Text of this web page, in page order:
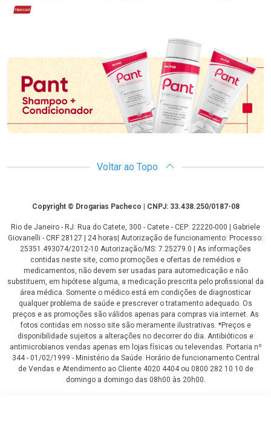
Hipercard
Promoção em Destaque
Voltar ao Topo
CopyrightCopyright © Drogarias Pacheco | CNPJ: 33.438.250/0187-08
Rio de Janeiro - RJ: Rua do Catete, 300 - Catete - CEP: 22220-000 | Gabriele
Giovanelli - CRF 28127 | 24 horas| Autorização de funcionamento: Processo:
25351.493074/2012-10 Autorização/MS: 7.25279.0 | As informações
contidas neste site, como promoções e ofertas de remédios e
medicamentos, não devem ser usadas para automedicação e não
substituem, em hipótese alguma, a medicação prescrita pelo profissional da
área médica. Somente o médico está em condições de diagnosticar
qualquer problema de saúde e prescrever o tratamento adequado. Os
preços e as promoções são válidos apenas para compras via internet. As
fotos contidas em nosso site são meramente ilustrativas. *Preços e
disponibilidade sujeitos a alterações no decorrer do dia. Antibióticos e
antimicrobianos vendas apenas em lojas físicas ou televendas. Portaria nº
344 - 01/02/1999 - Ministério da Saúde. Horário de funcionamento Central
de Vendas e Atendimento ao Cliente 4020 4404 ou 0800 282 10 10 de
domingo a domingo das 08h00 às 20h00.